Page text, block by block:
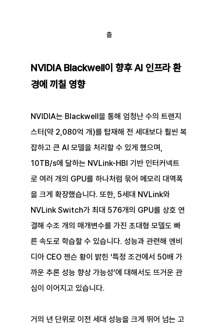
출
NVIDIA Blackwell이 향후 AI 인프라 환
경에 끼칠 영향
NVIDIA는 Blackwell을 통해 엄청난 수의 트랜지
스터(약 2,080억 개)를 탑재해 전 세대보다 훨씬 복
잡하고 큰 AI 모델을 처리할 수 있게 했으며,
10TB/s에 달하는 NVLink-HBI 기반 인터커넥트
로 여러 개의 GPU를 하나처럼 묶어 메모리 대역폭
을 크게 확장했습니다. 또한, 5세대 NVLink와
NVLink Switch가 최대 576개의 GPU를 상호 연
결해 수조 개의 매개변수를 가진 초대형 모델도 빠
른 속도로 학습할 수 있습니다. 성능과 관련해 엔비
디아 CEO 젠슨 황이 밝힌 ‘특정 조건에서 50배 가
까운 추론 성능 향상 가능성’에 대해서도 뜨거운 관
심이 이어지고 있습니다.
거의 년 단위로 이전 세대 성능을 크게 뛰어 넘는 고